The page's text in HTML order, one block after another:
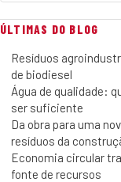
ÚLTIMAS DO BLOG
Resíduos
de biodiesel
Água de qualidade:
ser suficiente
Da obra para uma
resíduos da
Economia circular
fonte de recursos